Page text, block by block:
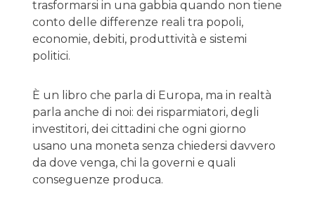
trasformarsi in una gabbia quando non tiene
conto delle differenze reali tra popoli,
economie, debiti, produttività e sistemi
politici.
È un libro che parla di Europa, ma in realtà
parla anche di noi: dei risparmiatori, degli
investitori, dei cittadini che ogni giorno
usano una moneta senza chiedersi davvero
da dove venga, chi la governi e quali
conseguenze produca.